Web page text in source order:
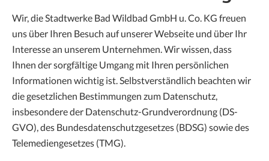
Wir, die Stadtwerke Bad Wildbad GmbH u. Co. KG freuen
uns über Ihren Besuch auf unserer Webseite und über Ihr
Interesse an unserem Unternehmen. Wir wissen, dass
Ihnen der sorgfältige Umgang mit Ihren persönlichen
Informationen wichtig ist. Selbstverständlich beachten wir
die gesetzlichen Bestimmungen zum Datenschutz,
insbesondere der Datenschutz-Grundverordnung (DS-
GVO), des Bundesdatenschutzgesetzes (BDSG) sowie des
Telemediengesetzes (TMG).
Schrift vergrößern
Schrift verkleinern
Wortabstand vergrößern
Wortabstand verkleinern
Zeilenabstand vergrößern